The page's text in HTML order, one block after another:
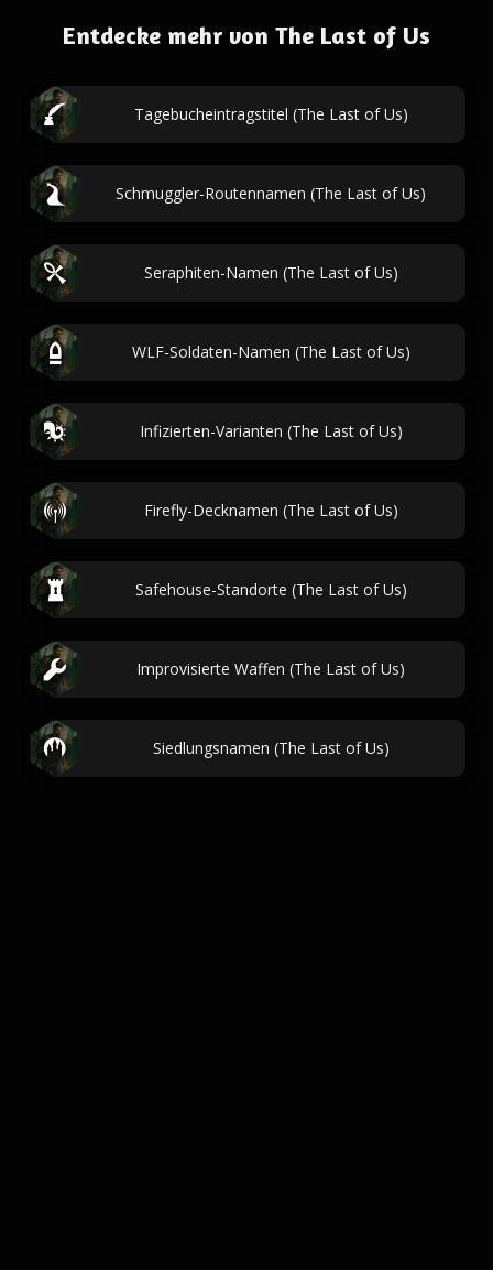
Entdecke mehr von The Last of Us
Tagebucheintragstitel (The Last of Us)
Schmuggler-Routennamen (The Last of Us)
Seraphiten-Namen (The Last of Us)
WLF-Soldaten-Namen (The Last of Us)
Infizierten-Varianten (The Last of Us)
Firefly-Decknamen (The Last of Us)
Safehouse-Standorte (The Last of Us)
Improvisierte Waffen (The Last of Us)
Siedlungsnamen (The Last of Us)